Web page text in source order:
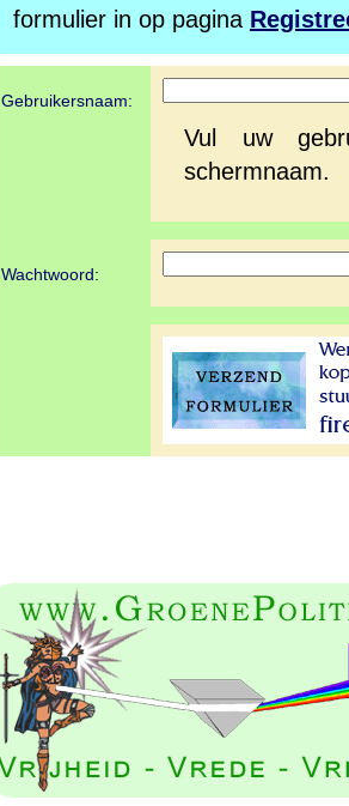
formulier in op pagina
Gebruikersnaam:
Vul uw
schermnaam.
Wachtwoord: